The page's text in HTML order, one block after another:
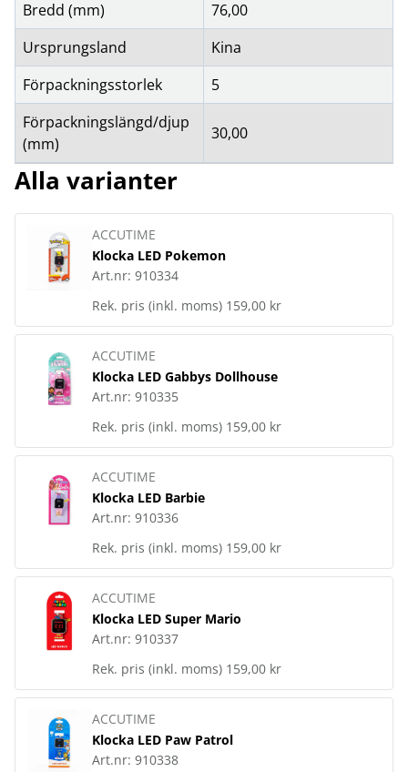
Bredd (mm)
76,00
Ursprungsland
Kina
Förpackningsstorlek
5
Förpackningslängd/djup
(mm)
30,00
Alla varianter
ACCUTIME
Klocka LED Pokemon
Art.nr: 910334
Rek. pris (inkl. moms) 159,00 kr
ACCUTIME
Klocka LED Gabbys Dollhouse
Art.nr: 910335
Rek. pris (inkl. moms) 159,00 kr
ACCUTIME
Klocka LED Barbie
Art.nr: 910336
Rek. pris (inkl. moms) 159,00 kr
ACCUTIME
Klocka LED Super Mario
Art.nr: 910337
Rek. pris (inkl. moms) 159,00 kr
ACCUTIME
Klocka LED Paw Patrol
Art.nr: 910338